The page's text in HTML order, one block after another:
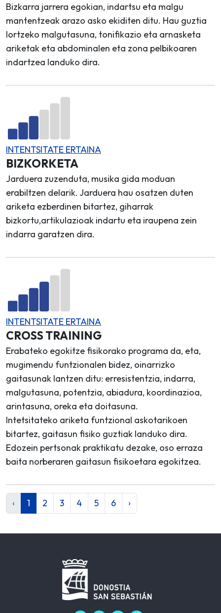
Bizkarra jarrera egokian, indartsu eta malgu
mantentzeak arazo asko ekiditen ditu. Hau guztia
lortzeko malgutasuna, tonifikazio eta arnasketa
ariketak eta abdominalen eta zona pelbikoaren
indartzea landuko dira.
INTENTSITATE ERTAINA
BIZKORKETA
Jarduera zuzenduta, musika gida moduan
erabiltzen delarik. Jarduera hau osatzen duten
ariketa ezberdinen bitartez, giharrak
bizkortu,artikulazioak indartu eta iraupena zein
indarra garatzen dira.
INTENTSITATE ERTAINA
CROSS TRAINING
Erabateko egokitze fisikorako programa da, eta,
mugimendu funtzionalen bidez, oinarrizko
gaitasunak lantzen ditu: erresistentzia, indarra,
malgutasuna, potentzia, abiadura, koordinazioa,
arintasuna, oreka eta doitasuna.
Intetsitateko ariketa funtzional askotarikoen
bitartez, gaitasun fisiko guztiak landuko dira.
Edozein pertsonak praktikatu dezake, oso erraza
baita norberaren gaitasun fisikoetara egokitzea.
‹ 1 2 3 4 5 6 ›